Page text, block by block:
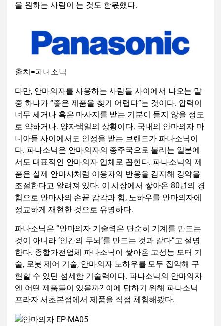
을 원하는 사람이 는 것도 한몫했다.
출처=파나소닉
다만, 안마의자를 사용하는 사람들 사이에서 나오는 말
중 하나가 “좋은 제품을 찾기 어렵다”는 것이다. 압력이
너무 세거나 혹은 마사지를 받는 기분이 들지 않을 정도
로 약하거나. 양자택일의 상황이다. 국내의 안마의자 마
니아들 사이에서도 인정을 받는 브랜드가 파나소닉이
다. 파나소닉은 안마의자의 종주국으로 불리는 일본에
서도 대표적인 안마의자 업체로 꼽힌다. 파나소닉의 제
품은 실제 안마사처럼 이용자의 반응을 감지해 강약을
조절한다고 알려져 있다. 이 시장에서 쌓아온 80년의 경
험으로 안마사의 손끝 감각과 힘, 노하우를 안마의자에
정교하게 재현한 것으로 유명하다.
파나소닉은 “안마의자 기술력은 단순히 기계를 만드는
것이 아니라 ‘인간의 두뇌’를 만드는 것과 같다”고 설명
한다. 종합가전업체 파나소닉이 쌓아온 고성능 모터 기
술, 로봇 제어 기술, 안마의자 노하우를 모두 집약해 구
현할 수 있던 섬세한 기술력이다. 파나소닉의 안마의자
엔 어떤 제품들이 있을까? 이에 답하기 위해 파나소닉
프라자 서초본점에서 제품을 직접 체험해봤다.